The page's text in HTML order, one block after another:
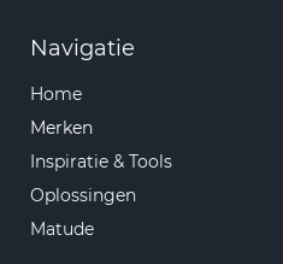
Navigatie
Home
Merken
Inspiratie & Tools
Oplossingen
Matude